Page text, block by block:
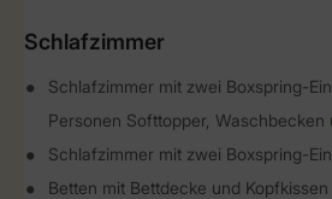
Schlafzimmer
Schlafzimmer mit zwei Boxspring-
Personen Softtopper, Waschbecken
Schlafzimmer mit zwei Boxspring-
Betten mit Bettdecke und Kopfkissen